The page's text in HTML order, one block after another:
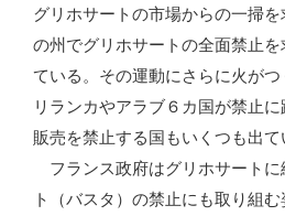
グリホサートの市場からの一掃
の州でグリホサートの全面禁止
ている。その運動にさらに火が
リランカやアラブ６カ国が禁止
販売を禁止する国もいくつも出て
フランス政府はグリホサートに
ト（バスタ）の禁止にも取り組